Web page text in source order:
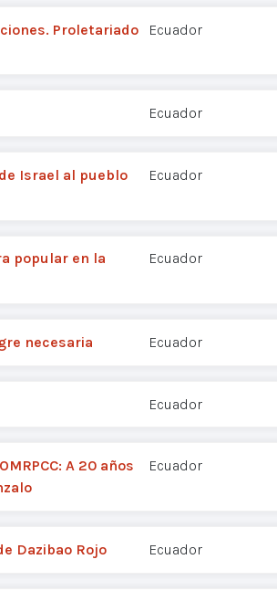
Proletariado
Ecuador
Ecuador
Israel al pueblo
Ecuador
popular en la
Ecuador
necesaria Ecuador
Ecuador
A 20 años
Ecuador
Dazibao Rojo Ecuador